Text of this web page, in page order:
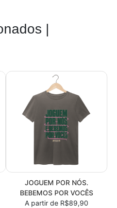
|
JOGUEM POR NÓS.
BEBEMOS POR VOCÊS
A partir de R$89,90